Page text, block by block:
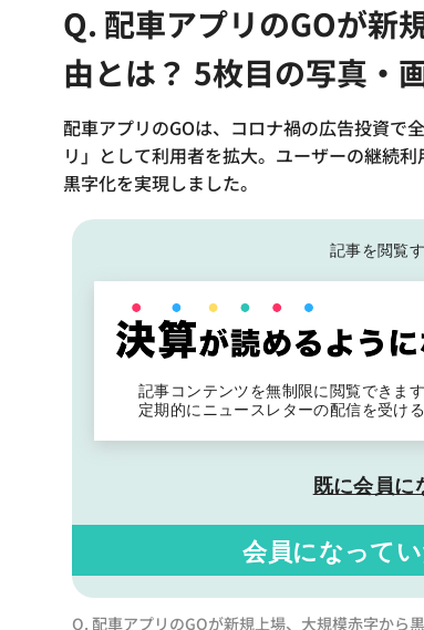
Q. 配車アプリのGOが新
由とは？ 5枚目の写真・
配車アプリのGOは、コロナ禍の広告投資で
リ」として利用者を拡大。ユーザーの継続
黒字化を実現しました。
記事を閲覧
記事コンテンツを無制限に閲覧できます
定期的にニュースレターの配信を受け
既に会員に
会員になって
Q. 配車アプリのGOが新規上場、大規模赤字から